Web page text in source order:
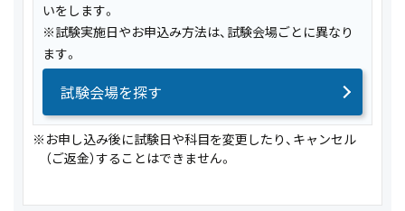
いをします。
※試験実施日やお申込み方法は、試験会場ごとに異なり
ます。
試験会場を探す
※お申し込み後に試験日や科目を変更したり、キャンセル
（ご返金）することはできません。